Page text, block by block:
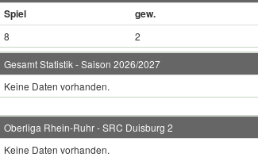
Spiel gew.
8 2
Gesamt Statistik - Saison 2026/2027
Keine Daten vorhanden.
Oberliga Rhein-Ruhr - SRC Duisburg 2
Keine Daten vorhanden.